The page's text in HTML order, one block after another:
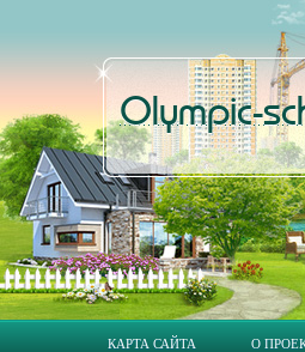
Olympic-
КАРТА САЙТА О